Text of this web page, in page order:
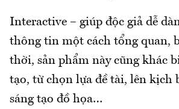
Interactive – giúp độc giả dễ
thông tin một cách tổng quan,
thời, sản phẩm này cũng khác
tạo, từ chọn lựa đề tài, lên kịch
sáng tạo đồ họa…